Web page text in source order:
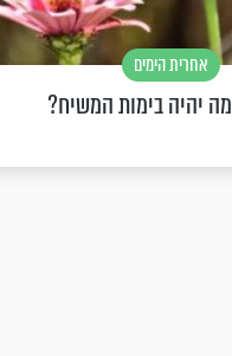
אחרית הימים
מה יהיה בימות המשיח?